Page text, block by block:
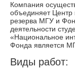
Компания
объединяет Центр
резерва МГУ и
деятельности
«Национальное
Фонда является
Виды работ: